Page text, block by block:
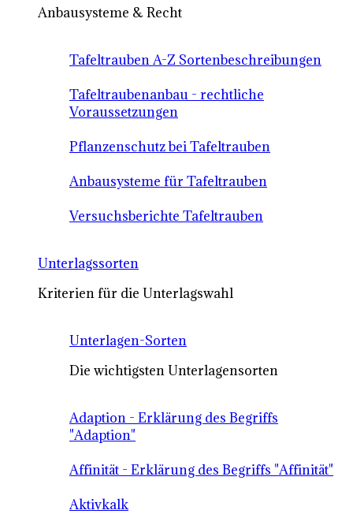
Anbausysteme & Recht
Tafeltrauben A-Z Sortenbeschreibungen
Tafeltraubenanbau - rechtliche
Voraussetzungen
Pflanzenschutz bei Tafeltrauben
Anbausysteme für Tafeltrauben
Versuchsberichte Tafeltrauben
Unterlagssorten
Kriterien für die Unterlagswahl
Unterlagen-Sorten
Die wichtigsten Unterlagensorten
Adaption - Erklärung des Begriffs
"Adaption"
Affinität - Erklärung des Begriffs "Affinität"
Aktivkalk